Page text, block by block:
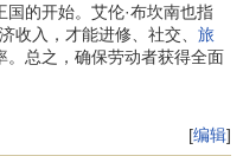
的开始。艾伦·布坎南也指
收入，才能进修、社交、 旅
。总之，确保劳动者获得全面
[编辑]